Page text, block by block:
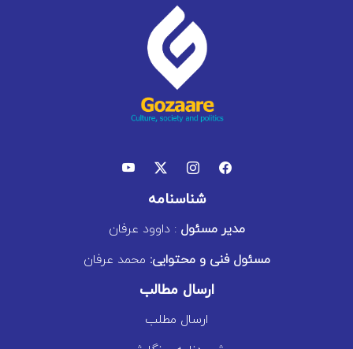
شناسنامه
مدیر مسئول: داوود عرفان
مسئول فنی و محتوایی: محمد عرفان
ارسال مطالب
ارسال مطلب